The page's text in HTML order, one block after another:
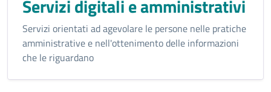
Servizi digitali e amministrativi
Servizi orientati ad agevolare le persone nelle pratiche
amministrative e nell'ottenimento delle informazioni
che le riguardano